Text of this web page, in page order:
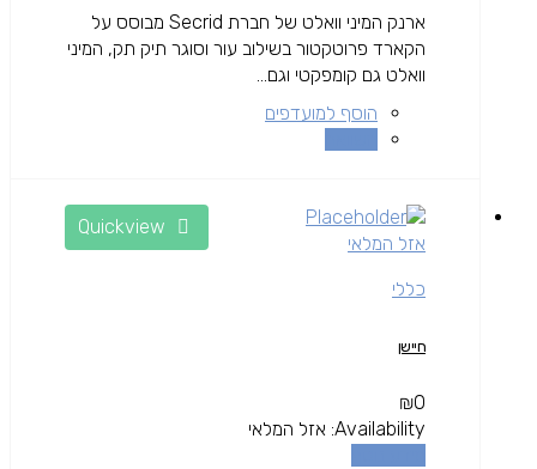
ארנק המיני וואלט של חברת Secrid מבוסס על
הקארד פרוטקטור בשילוב עור וסוגר תיק תק, המיני
וואלט גם קומפקטי וגם...
הוסף למועדפים
אזל המלאי
כללי
חיישן
₪0
Availability: אזל המלאי